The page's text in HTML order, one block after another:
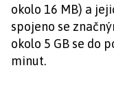
okolo 16 MB) a
spojeno se
okolo 5 GB se do
minut.